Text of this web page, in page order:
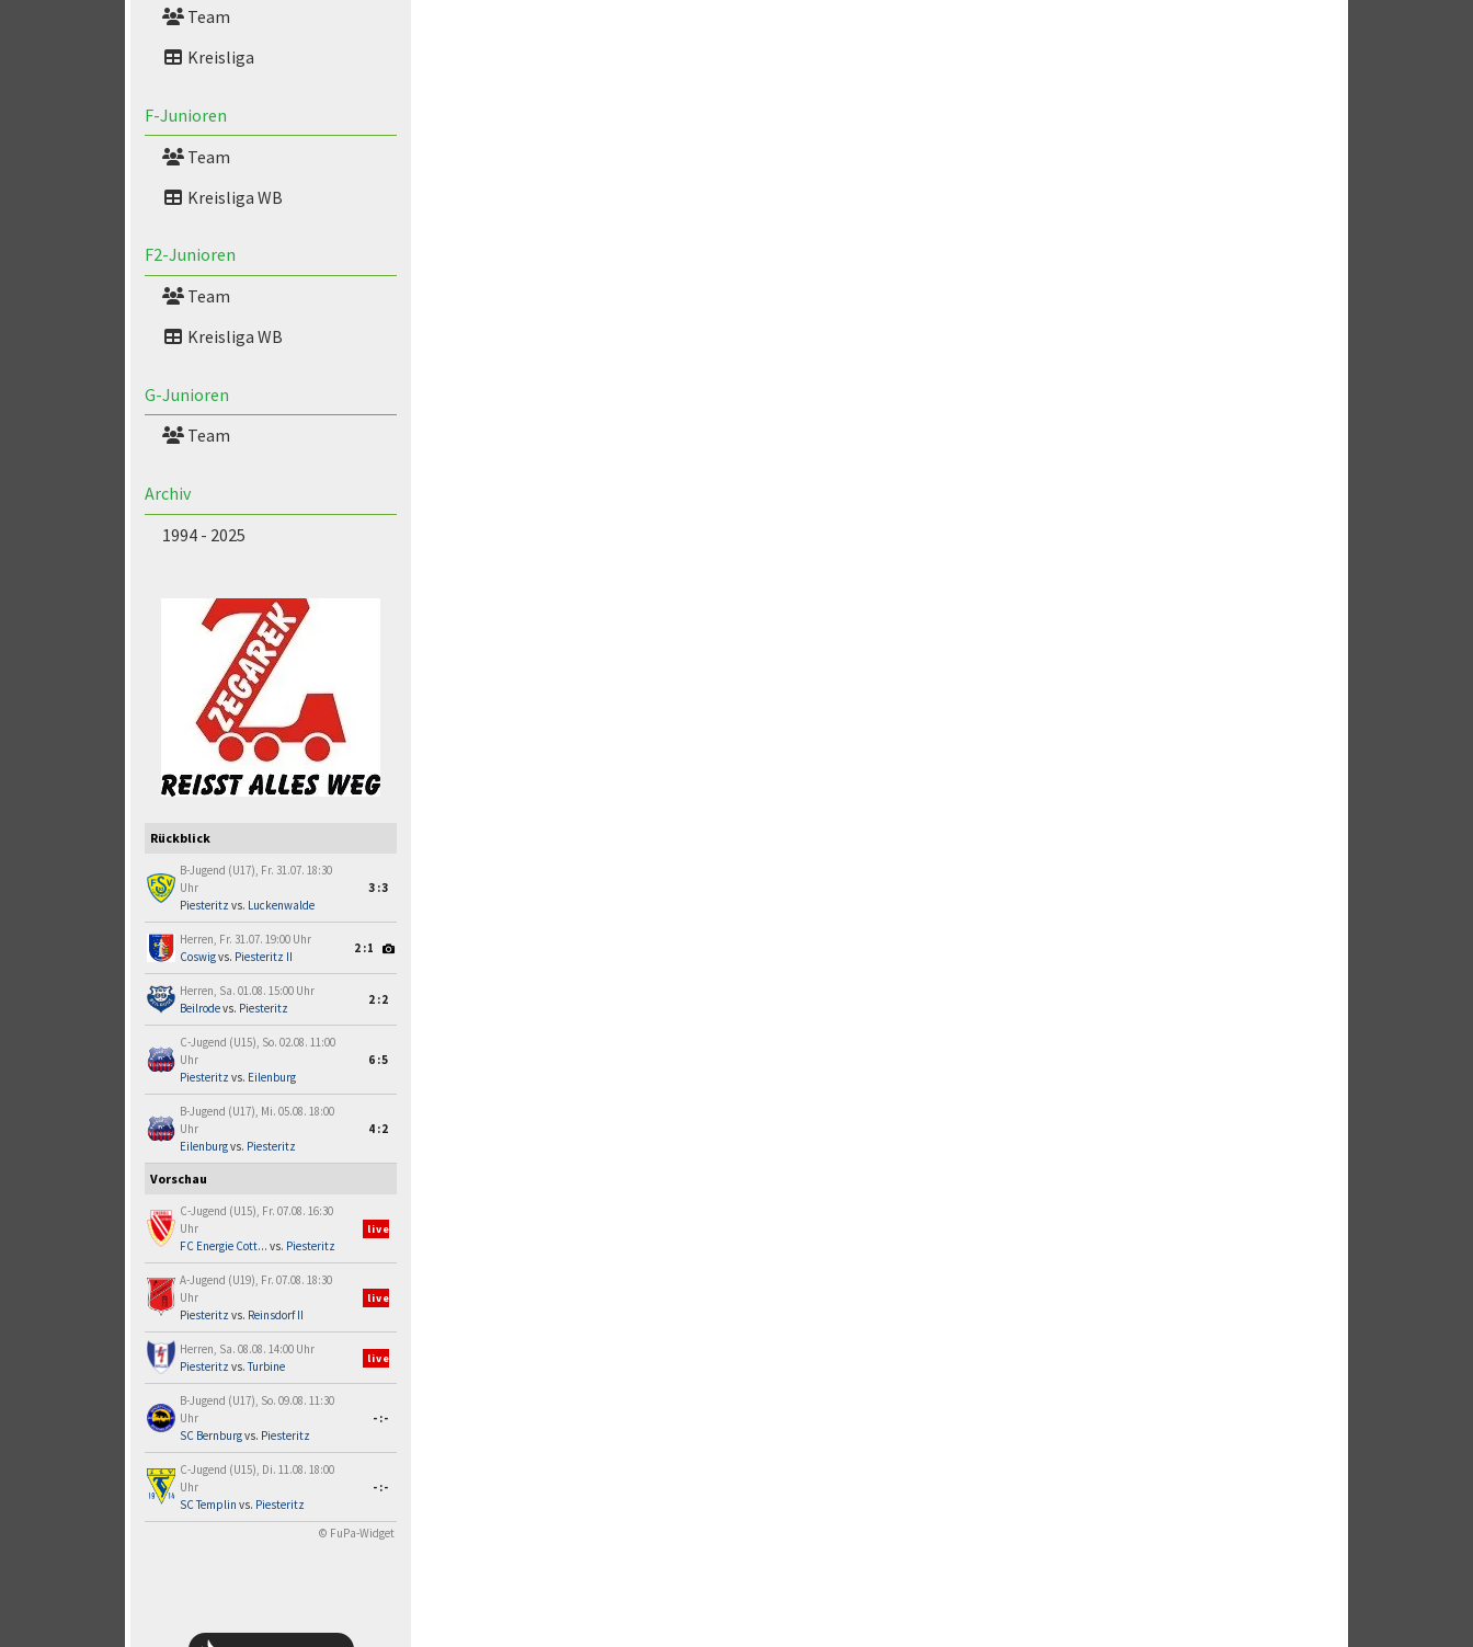
Team
Kreisliga
F-Junioren
Team
Kreisliga WB
F2-Junioren
Team
Kreisliga WB
G-Junioren
Team
Archiv
1994 - 2025
Rückblick
B-Jugend (U17), Fr. 31.07. 18:30
Uhr
Piesteritz vs. Luckenwalde
3:3
Herren, Fr. 31.07. 19:00 Uhr
Coswigvs. Piesteritz II
2:1
Herren, Sa. 01.08. 15:00 Uhr
Beilrodevs. Piesteritz
2:2
C-Jugend (U15), So. 02.08. 11:00
Uhr
Piesteritz vs. Eilenburg
6:5
B-Jugend (U17), Mi. 05.08. 18:00
Uhr
Eilenburgvs. Piesteritz
4:2
Vorschau
C-Jugend (U15), Fr. 07.08. 16:30
Uhr
FC Energie Cott... vs. Piesteritz
live
A-Jugend (U19), Fr. 07.08. 18:30
Uhr
Piesteritz vs. Reinsdorf II
live
Herren, Sa. 08.08. 14:00 Uhr
Piesteritz vs.Turbine
live
B-Jugend (U17), So. 09.08. 11:30
Uhr
SC Bernburgvs. Piesteritz
-:-
C-Jugend (U15), Di. 11.08. 18:00
Uhr
SC Templin vs. Piesteritz
-:-
© FuPa-Widget